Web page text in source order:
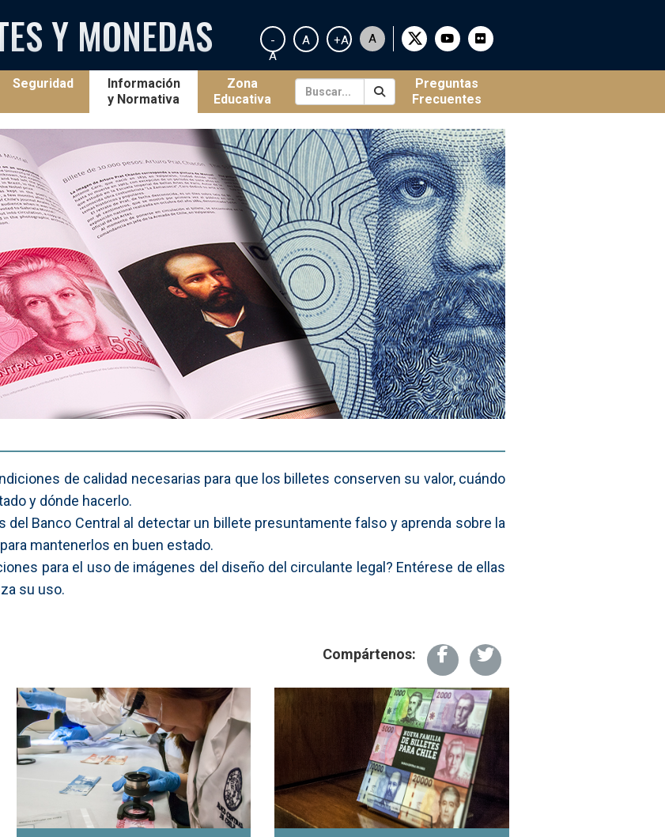
Y MONEDAS
-
A
A +A A
Seguridad
Información
y Normativa
Zona
Educativa
Preguntas
Frecuentes
de calidad necesarias para que los billetes conserven su valor, cuándo
y dónde hacerlo.
del Banco Central al detectar un billete presuntamente falso y aprenda sobre la
mantenerlos en buen estado.
para el uso de imágenes del diseño del circulante legal? Entérese de ellas
su uso.
Compártenos: